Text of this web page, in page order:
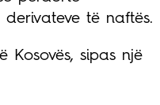
të naftës.
Kosovës, sipas një